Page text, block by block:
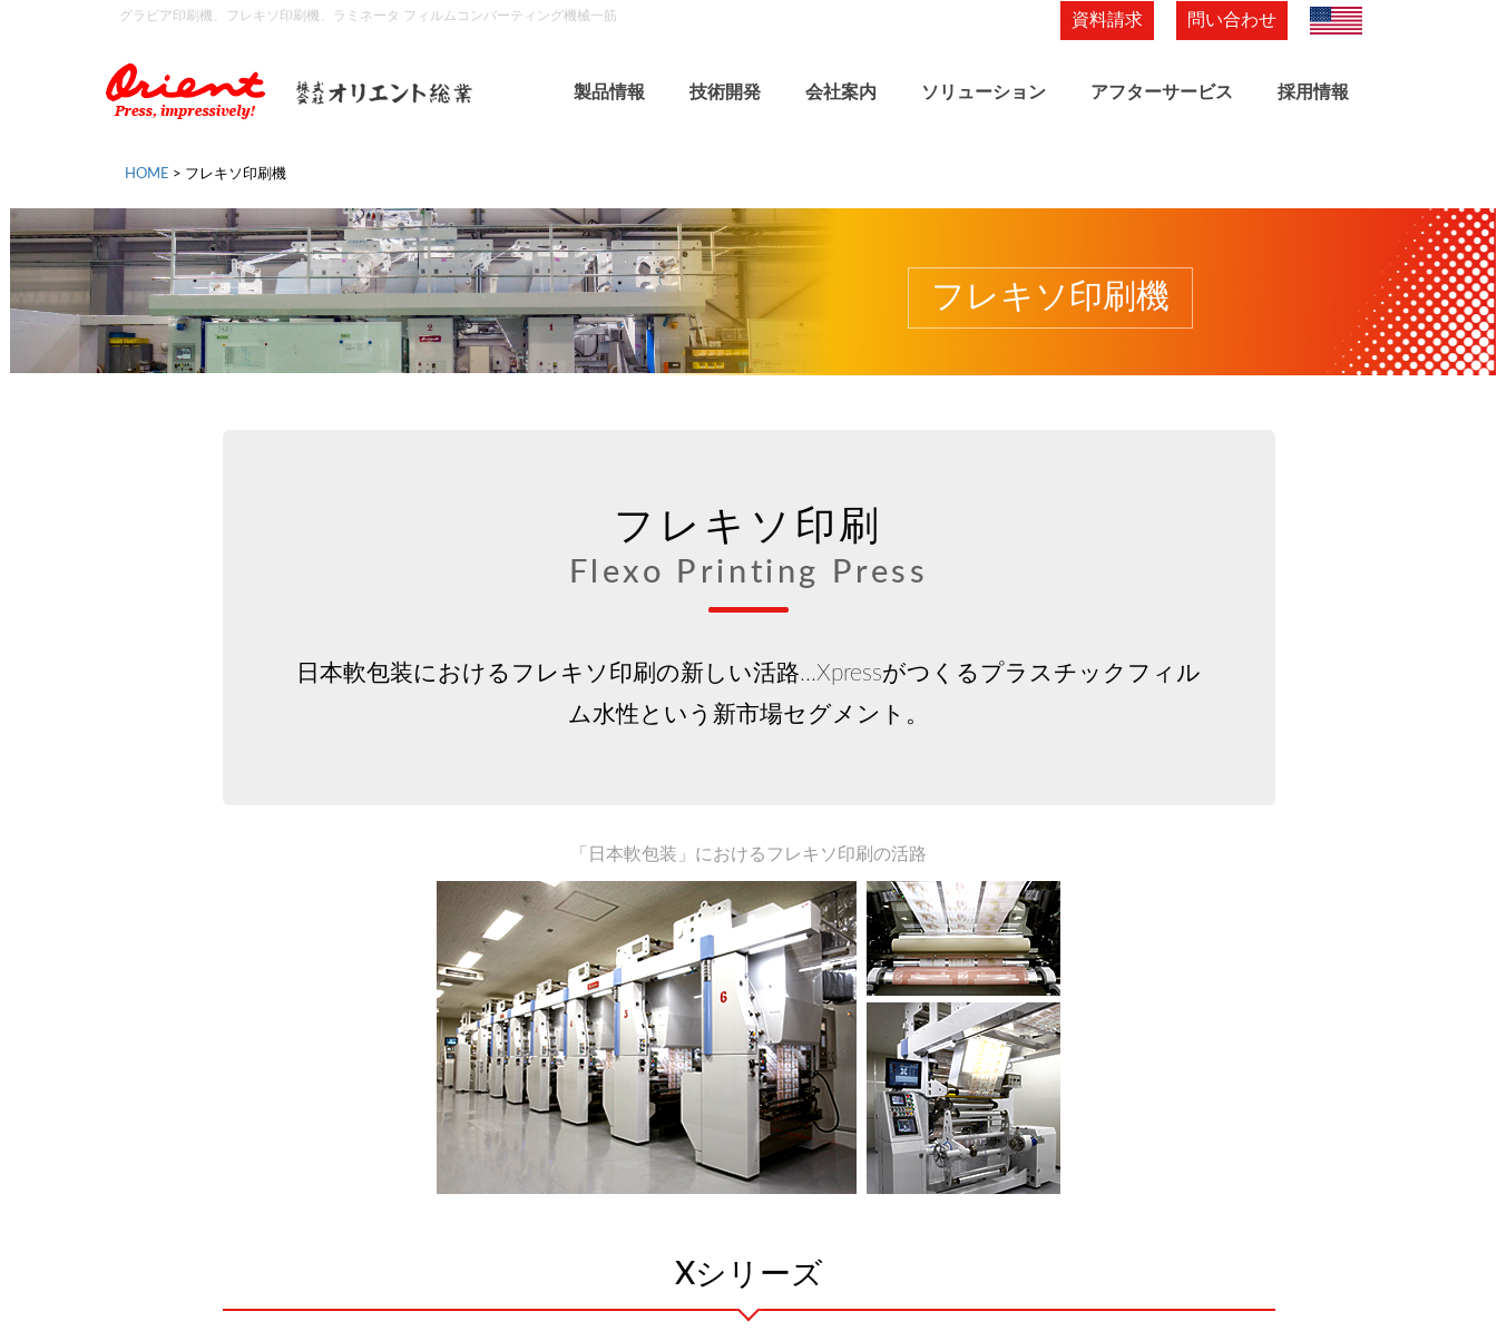
グラビア印刷機、フレキソ印刷機、ラミネータ フィルムコンバーティング機械一筋 資料請求 問い合わせ
製品情報 技術開発 会社案内 ソリューション アフターサービス 採用情報
HOME > フレキソ印刷機
フレキソ印刷機
フレキソ印刷
Flexo Printing Press
日本軟包装におけるフレキソ印刷の新しい活路…Xpressがつくるプラスチックフィル
ム水性という新市場セグメント。
「日本軟包装」におけるフレキソ印刷の活路
Xシリーズ